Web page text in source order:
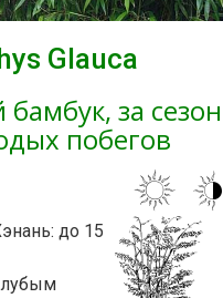
Glauca
за сезон
побегов
до 15